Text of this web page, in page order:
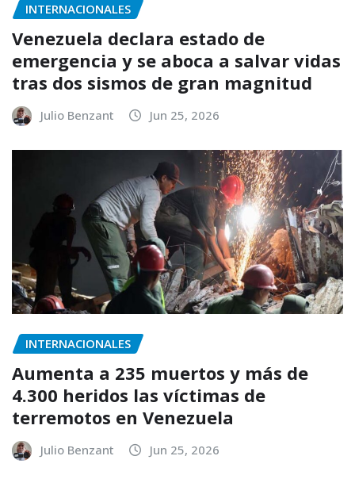
INTERNACIONALES
Venezuela declara estado de
emergencia y se aboca a salvar vidas
tras dos sismos de gran magnitud
Julio Benzant Jun 25, 2026
INTERNACIONALES
Aumenta a 235 muertos y más de
4.300 heridos las víctimas de
terremotos en Venezuela
Julio Benzant Jun 25, 2026